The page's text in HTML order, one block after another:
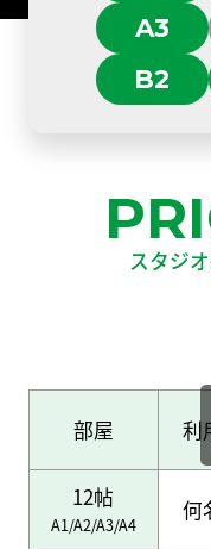
A3
B2
スタジ
部屋 利
12帖
A1/A2/A3/A4
何